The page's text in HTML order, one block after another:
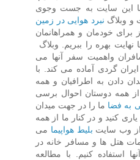
با این سایت به جست وجوی
و وبلاگ نبرد هوایی در زمین
برای خودمان و همراهانمان
بهره را ببریم. وبلاگ
واهمیت سفر آنها می
گردی آماده می کند. با
دادن به اطرافیان و همه
از همه دوستان احوال برسی
به فضا ما را در جهت میدان
کنید و در کنار ما از همه
از وب سایت بلیط هواپیما می
هتل ها و مسافر خانه در
استفاده کنیم. با مطالعه